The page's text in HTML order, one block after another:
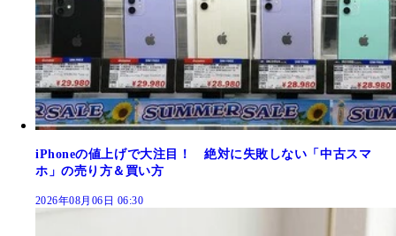
iPhoneの値上げで大注目！ 絶対に失敗しない「中古スマ
ホ」の売り方＆買い方
2026年08月06日 06:30